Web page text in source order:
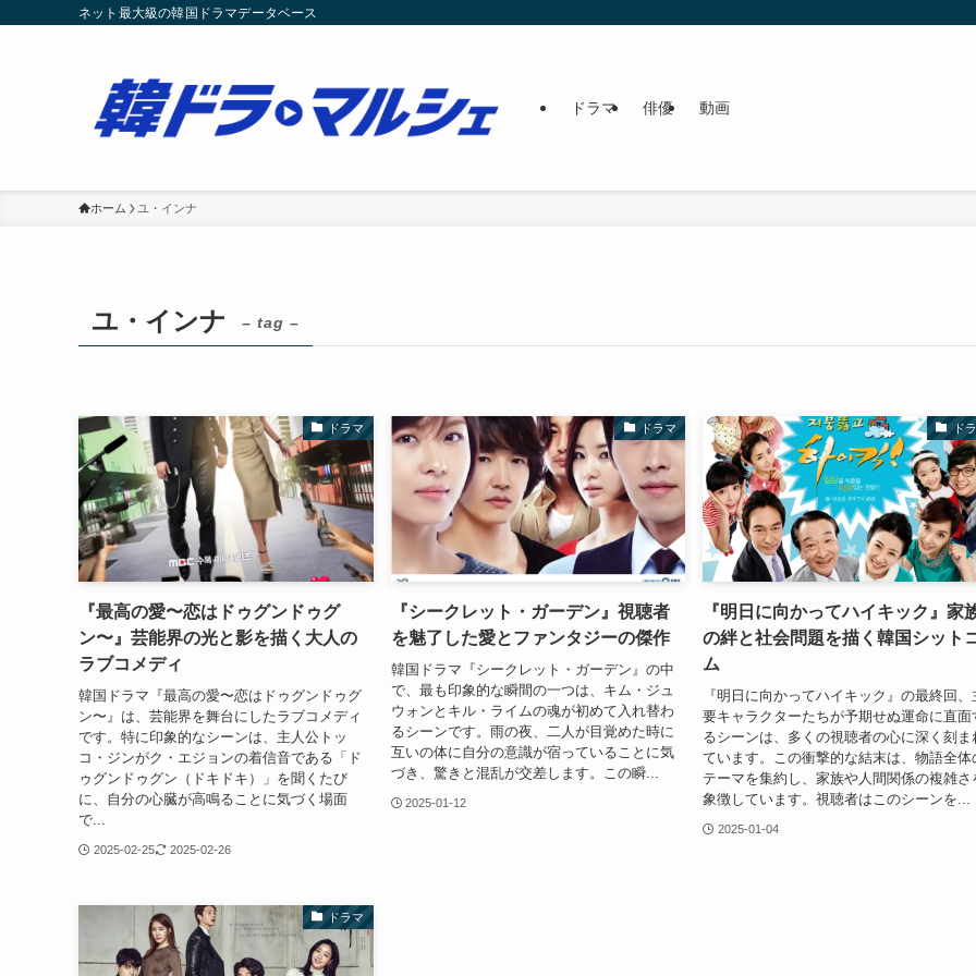
ネット最大級の韓国ドラマデータベース
ドラマ 俳優 動画
ホーム ユ・インナ
ユ・インナ – tag –
ドラマ
『最高の愛〜恋はドゥグンドゥグ
ン〜』芸能界の光と影を描く大人の
ラブコメディ
韓国ドラマ『最高の愛〜恋はドゥグンドゥグ
ン〜』は、芸能界を舞台にしたラブコメディ
です。特に印象的なシーンは、主人公トッ
コ・ジンがク・エジョンの着信音である「ド
ゥグンドゥグン（ドキドキ）」を聞くたび
に、自分の心臓が高鳴ることに気づく場面
で...
2025-02-25 2025-02-26
ドラマ
『シークレット・ガーデン』視聴者
を魅了した愛とファンタジーの傑作
韓国ドラマ『シークレット・ガーデン』の中
で、最も印象的な瞬間の一つは、キム・ジュ
ウォンとキル・ライムの魂が初めて入れ替わ
るシーンです。雨の夜、二人が目覚めた時に
互いの体に自分の意識が宿っていることに気
づき、驚きと混乱が交差します。この瞬...
2025-01-12
ド
『明日に向かってハイキック』家
の絆と社会問題を描く韓国シット
ム
『明日に向かってハイキック』の最終回、
要キャラクターたちが予期せぬ運命に直面
るシーンは、多くの視聴者の心に深く刻ま
ています。この衝撃的な結末は、物語全体
テーマを集約し、家族や人間関係の複雑さ
象徴しています。視聴者はこのシーンを...
2025-01-04
ドラマ